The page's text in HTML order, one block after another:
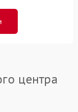
центра